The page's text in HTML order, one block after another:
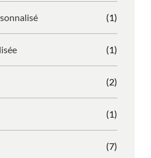
(1)
(1)
(2)
(1)
(7)